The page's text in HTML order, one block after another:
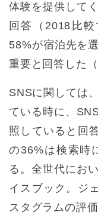
体験を提供して
回答（2018比
58%が宿泊先を
重要と回答した
SNSに関しては
ている時に、
照していると回
の36%は検索時
る。全世代にお
イスブック。ジ
スタグラムの評